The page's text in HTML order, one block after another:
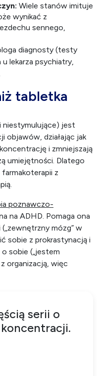
Wiele stanów imituje
wynikać z
sennego,
diagnosty (testy
lekarza psychiatry,
tabletka
niestymulujące) jest
objawów, działając jak
i zmniejszają
umiejętności. Dlatego
z
poznawczo-
na ADHD. Pomaga ona
mózg” w
sobie z prokrastynacją i
sobie („jestem
organizacją, więc
serii o